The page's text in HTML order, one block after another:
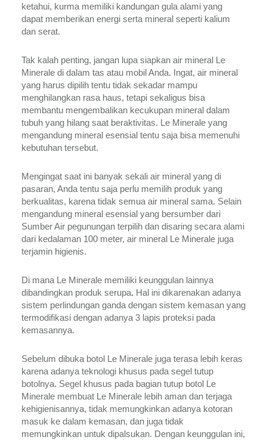
ketahui, kurma memiliki kandungan gula alami yang
dapat memberikan energi serta mineral seperti kalium
dan serat.
Tak kalah penting, jangan lupa siapkan air mineral Le
Minerale di dalam tas atau mobil Anda. Ingat, air mineral
yang harus dipilih tentu tidak sekadar mampu
menghilangkan rasa haus, tetapi sekaligus bisa
membantu mengembalikan kecukupan mineral dalam
tubuh yang hilang saat beraktivitas. Le Minerale yang
mengandung mineral esensial tentu saja bisa memenuhi
kebutuhan tersebut.
Mengingat saat ini banyak sekali air mineral yang di
pasaran, Anda tentu saja perlu memilih produk yang
berkualitas, karena tidak semua air mineral sama. Selain
mengandung mineral esensial yang bersumber dari
Sumber Air pegunungan terpilih dan disaring secara alami
dari kedalaman 100 meter, air mineral Le Minerale juga
terjamin higienis.
Di mana Le Minerale memiliki keunggulan lainnya
dibandingkan produk serupa. Hal ini dikarenakan adanya
sistem perlindungan ganda dengan sistem kemasan yang
termodifikasi dengan adanya 3 lapis proteksi pada
kemasannya.
Sebelum dibuka botol Le Minerale juga terasa lebih keras
karena adanya teknologi khusus pada segel tutup
botolnya. Segel khusus pada bagian tutup botol Le
Minerale membuat Le Minerale lebih aman dan terjaga
kehigienisannya, tidak memungkinkan adanya kotoran
masuk ke dalam kemasan, dan juga tidak
memungkinkan untuk dipalsukan. Dengan keunggulan ini,